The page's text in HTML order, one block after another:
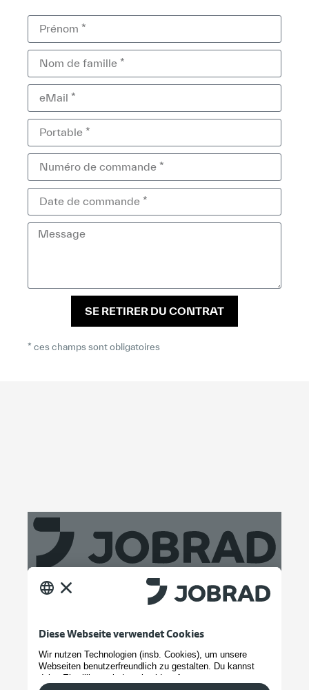
SE RETIRER DU CONTRAT
* ces champs sont obligatoires